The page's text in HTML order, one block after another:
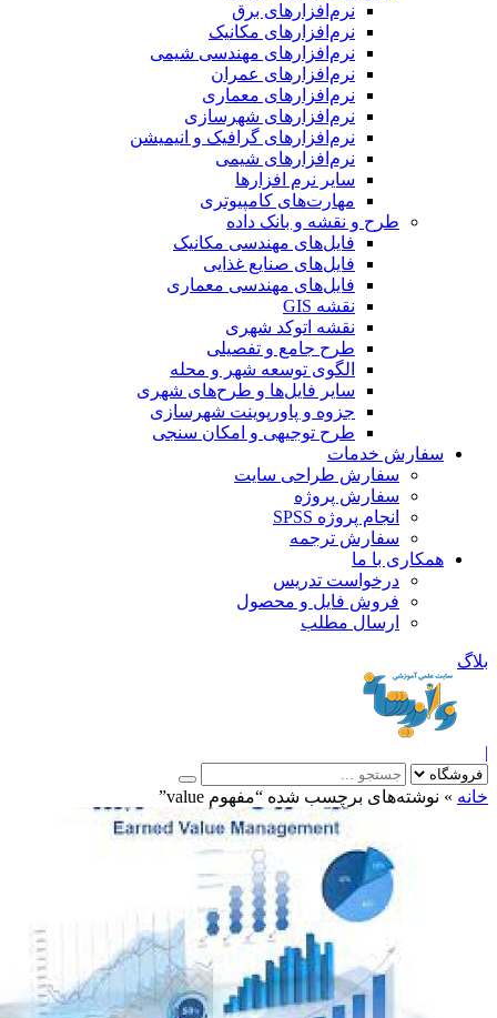
نرم‌افزارهای برق
نرم‌افزارهای مکانیک
نرم‌افزارهای مهندسی شیمی
نرم‌افزارهای عمران
نرم‌افزارهای معماری
نرم‌افزارهای شهرسازی
نرم‌افزارهای گرافیک و انیمیشن
نرم‌افزارهای شیمی
سایر نرم افزارها
مهارت‌های کامپیوتری
طرح و نقشه و بانک داده
فایل‌های مهندسی مکانیک
فایل‌های صنایع غذایی
فایل‌های مهندسی معماری
نقشه GIS
نقشه اتوکد شهری
طرح جامع و تفصیلی
الگوی توسعه شهر و محله
سایر فایل‌ها و طرح‌های شهری
جزوه و پاورپوینت شهرسازی
طرح توجیهی و امکان سنجی
سفارش خدمات
سفارش طراحی سایت
سفارش پروژه
انجام پروژه SPSS
سفارش ترجمه
همکاری با ما
درخواست تدریس
فروش فایل و محصول
ارسال مطلب
»نوشته‌های برچسب شده “مفهوم value”